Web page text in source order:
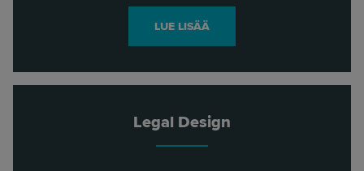
LUE LISÄÄ
Legal Design